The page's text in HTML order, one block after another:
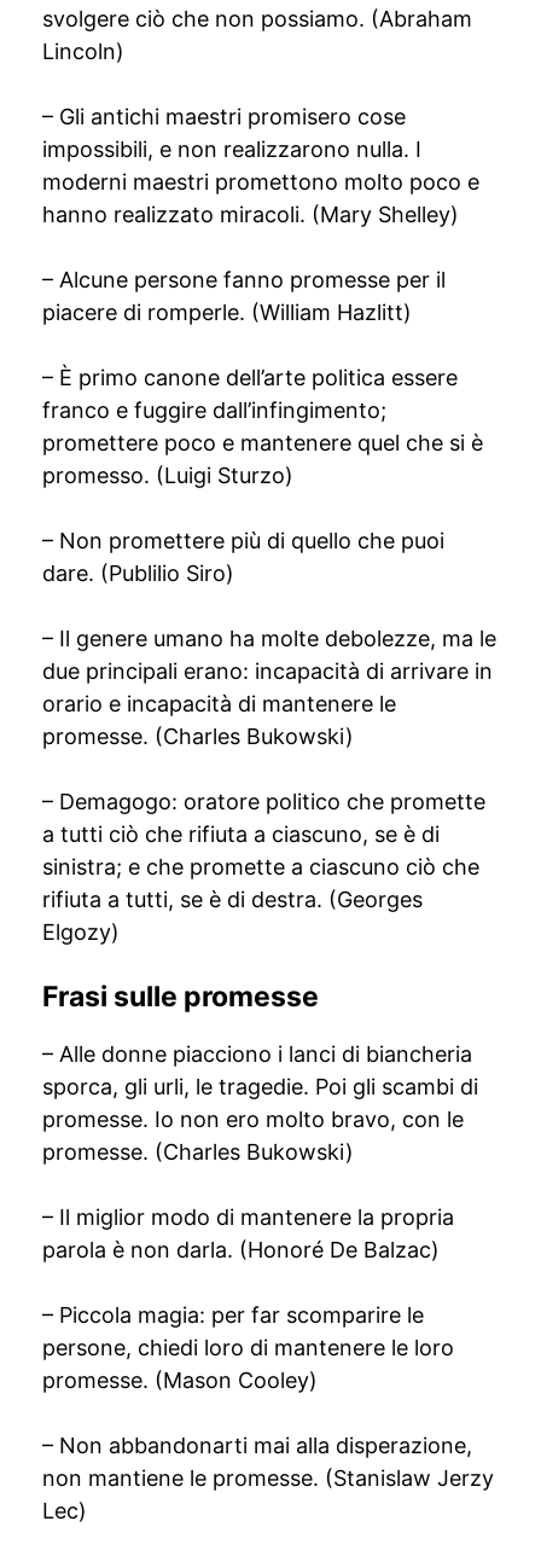
svolgere ciò che non possiamo. (Abraham
Lincoln)
– Gli antichi maestri promisero cose
impossibili, e non realizzarono nulla. I
moderni maestri promettono molto poco e
hanno realizzato miracoli. (Mary Shelley)
– Alcune persone fanno promesse per il
piacere di romperle. (William Hazlitt)
– È primo canone dell’arte politica essere
franco e fuggire dall’infingimento;
promettere poco e mantenere quel che si è
promesso. (Luigi Sturzo)
– Non promettere più di quello che puoi
dare. (Publilio Siro)
– Il genere umano ha molte debolezze, ma le
due principali erano: incapacità di arrivare in
orario e incapacità di mantenere le
promesse. (Charles Bukowski)
– Demagogo: oratore politico che promette
a tutti ciò che rifiuta a ciascuno, se è di
sinistra; e che promette a ciascuno ciò che
rifiuta a tutti, se è di destra. (Georges
Elgozy)
Frasi sulle promesse
– Alle donne piacciono i lanci di biancheria
sporca, gli urli, le tragedie. Poi gli scambi di
promesse. Io non ero molto bravo, con le
promesse. (Charles Bukowski)
– Il miglior modo di mantenere la propria
parola è non darla. (Honoré De Balzac)
– Piccola magia: per far scomparire le
persone, chiedi loro di mantenere le loro
promesse. (Mason Cooley)
– Non abbandonarti mai alla disperazione,
non mantiene le promesse. (Stanislaw Jerzy
Lec)